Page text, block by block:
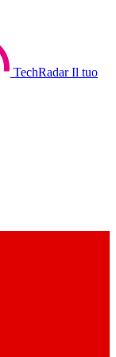
TechRadar Il tuo